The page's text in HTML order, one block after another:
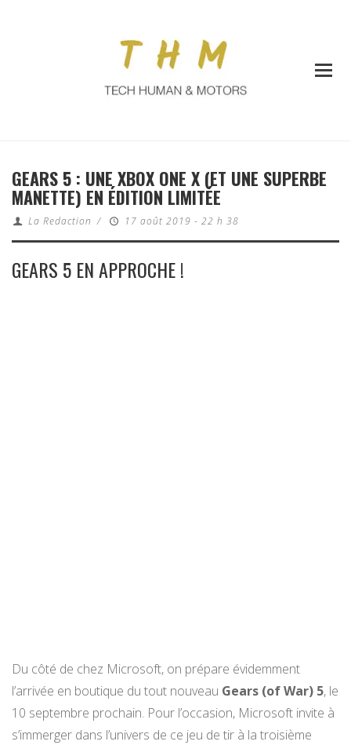
GEARS 5 : UNE XBOX ONE X (ET UNE SUPERBE
MANETTE) EN ÉDITION LIMITÉE
La Redaction / 17 août 2019 - 22 h 38
GEARS 5 EN APPROCHE !
Du côté de chez Microsoft, on prépare évidemment
l’arrivée en boutique du tout nouveau Gears (of War) 5, le
10 septembre prochain. Pour l’occasion, Microsoft invite à
s’immerger dans l’univers de ce jeu de tir à la troisième